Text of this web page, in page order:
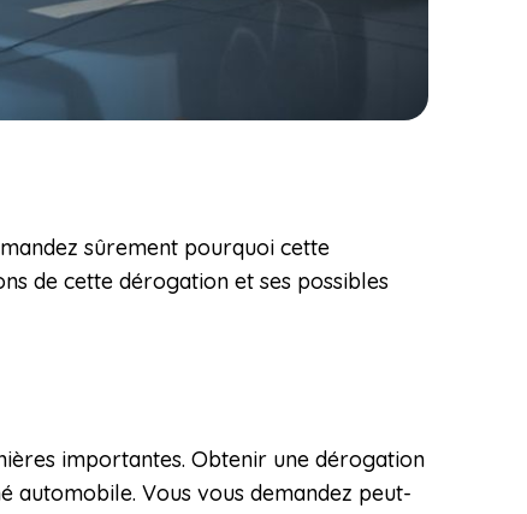
sûrement pourquoi cette
de cette dérogation et ses possibles
importantes. Obtenir une dérogation
automobile. Vous vous demandez peut-